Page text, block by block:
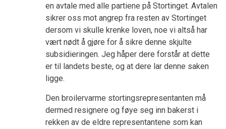
en avtale med alle partiene på Stortinget. Avtalen
sikrer oss mot angrep fra resten av Stortinget
dersom vi skulle krenke loven, noe vi altså har
vært nødt å gjøre for å sikre denne skjulte
subsidieringen. Jeg håper dere forstår at dette
er til landets beste, og at dere lar denne saken
ligge.
Den broilervarme stortingsrepresentanten må
dermed resignere og føye seg inn bakerst i
rekken av de eldre representantene som kan